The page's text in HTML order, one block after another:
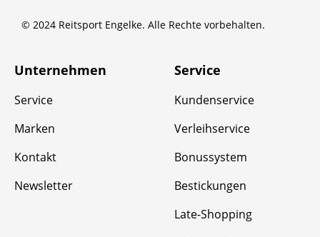
© 2024 Reitsport Engelke. Alle Rechte vorbehalten.
Unternehmen
Service
Marken
Kontakt
Newsletter
Service
Kundenservice
Verleihservice
Bonussystem
Bestickungen
Late-Shopping